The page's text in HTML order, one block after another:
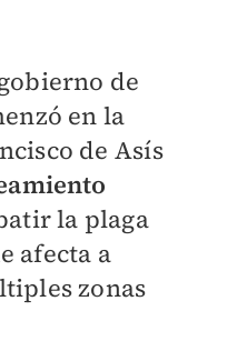
de
en la
de Asís
la plaga
afecta a
zonas